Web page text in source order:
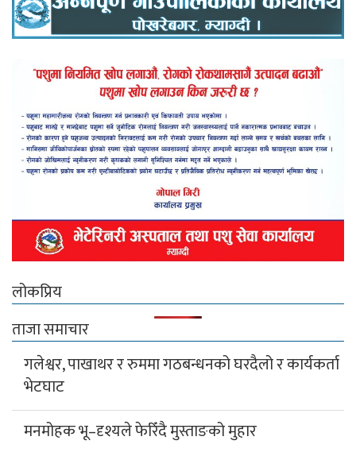
लोकप्रिय
ताजा समाचार
गलेश्वर, पाखाथर र रुममा गठबन्धनको घरदैलो र कार्यकर्ता
भेटघाट
मनमोहक भू–दृश्यले फेरिँदै मुस्ताङको मुहार